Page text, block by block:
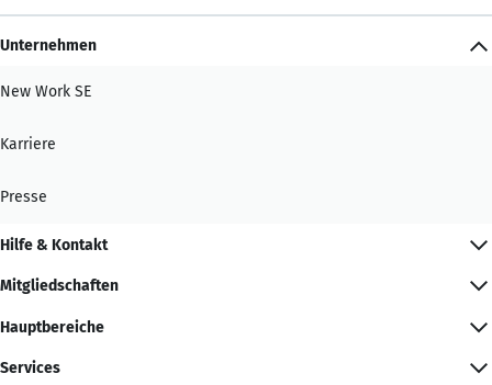
Unternehmen
New Work SE
Karriere
Presse
Hilfe & Kontakt
Mitgliedschaften
Hauptbereiche
Services